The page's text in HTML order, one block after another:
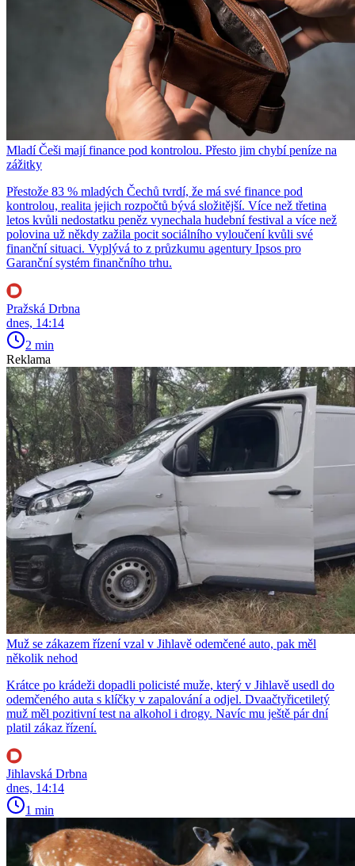
Mladí Češi mají finance pod kontrolou. Přesto jim chybí peníze na
zážitky
Přestože 83 % mladých Čechů tvrdí, že má své finance pod
kontrolou, realita jejich rozpočtů bývá složitější. Více než třetina
letos kvůli nedostatku peněz vynechala hudební festival a více než
polovina už někdy zažila pocit sociálního vyloučení kvůli své
finanční situaci. Vyplývá to z průzkumu agentury Ipsos pro
Garanční systém finančního trhu.
Pražská Drbna
dnes, 14:14
2 min
Reklama
Muž se zákazem řízení vzal v Jihlavě odemčené auto, pak měl
několik nehod
Krátce po krádeži dopadli policisté muže, který v Jihlavě usedl do
odemčeného auta s klíčky v zapalování a odjel. Dvaačtyřicetiletý
muž měl pozitivní test na alkohol i drogy. Navíc mu ještě pár dní
platil zákaz řízení.
Jihlavská Drbna
dnes, 14:14
1 min